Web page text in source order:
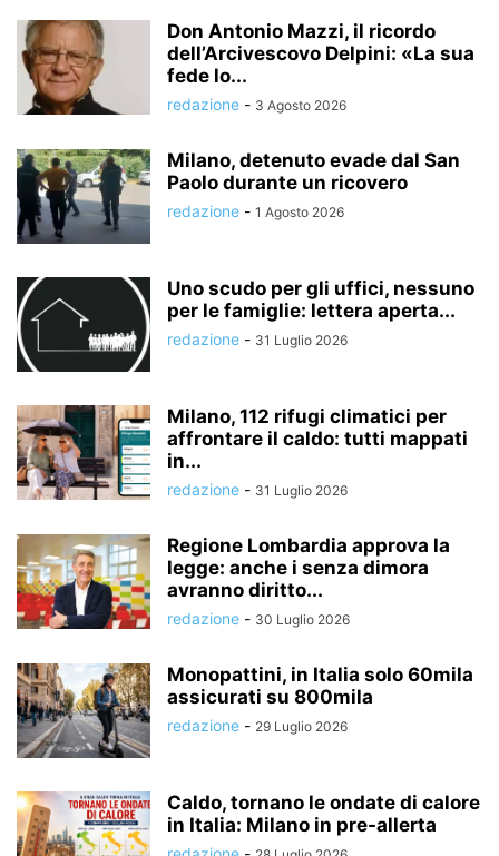
Don Antonio Mazzi, il ricordo
dell’Arcivescovo Delpini: «La sua
fede lo...
redazione - 3 Agosto 2026
Milano, detenuto evade dal San
Paolo durante un ricovero
redazione - 1 Agosto 2026
Uno scudo per gli uffici, nessuno
per le famiglie: lettera aperta...
redazione - 31 Luglio 2026
Milano, 112 rifugi climatici per
affrontare il caldo: tutti mappati
in...
redazione - 31 Luglio 2026
Regione Lombardia approva la
legge: anche i senza dimora
avranno diritto...
redazione - 30 Luglio 2026
Monopattini, in Italia solo 60mila
assicurati su 800mila
redazione - 29 Luglio 2026
Caldo, tornano le ondate di calore
in Italia: Milano in pre-allerta